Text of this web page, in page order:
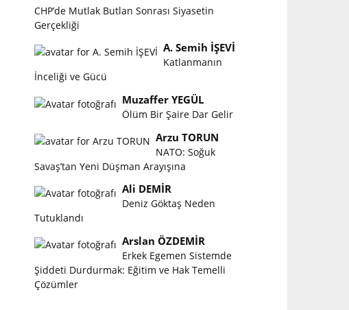
CHP’de Mutlak Butlan Sonrası Siyasetin
Gerçekliği
A. Semih İŞEVİ
Katlanmanın
İnceliği ve Gücü
Muzaffer YEGÜL
Ölüm Bir Şaire Dar Gelir
Arzu TORUN
NATO: Soğuk
Savaş’tan Yeni Düşman Arayışına
Ali DEMİR
Deniz Göktaş Neden
Tutuklandı
Arslan ÖZDEMİR
Erkek Egemen Sistemde
Şiddeti Durdurmak: Eğitim ve Hak Temelli
Çözümler